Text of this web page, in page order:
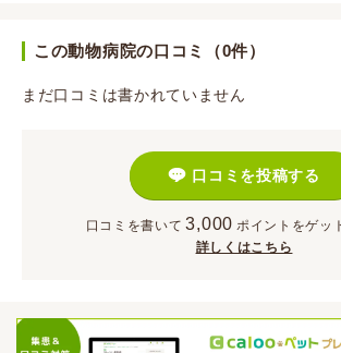
この動物病院の口コミ（0件）
まだ口コミは書かれていません
口コミを投稿する
口コミを書いて 3,000 ポイント をゲッ
詳しくはこちら